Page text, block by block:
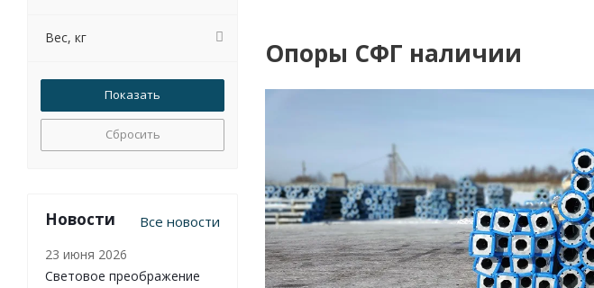
Опоры СФГ наличии
Вес, кг
Сбросить
Новости Все новости
23 июня 2026
Световое преображение